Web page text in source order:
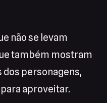
não se levam
também mostram
dos personagens,
aproveitar.